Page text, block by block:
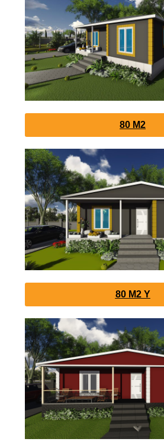
80 M2
80 M2 Y